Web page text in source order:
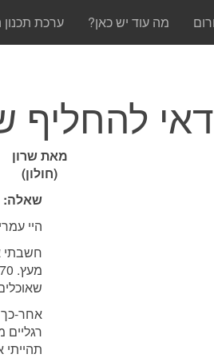
מה עוד יש כאן? ערכת
להחליף
מאת שרון
(חולון)
שאלה:
היי עמרי
חשבתי
תהייתי